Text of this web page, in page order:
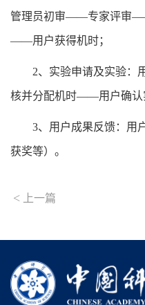
管理员初审——专家评审
——用户获得机时；
2、实验申请及实验
核并分配机时——用户确认
3、用户成果反馈：用
获奖等）。
< 上一篇